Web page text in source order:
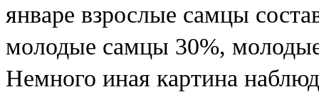
январе взрослые самцы
молодые самцы 30%,
Немного иная картина